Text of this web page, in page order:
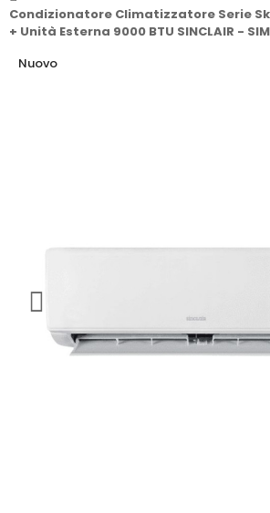
Condizionatore Climatizzatore Serie
+ Unità Esterna 9000 BTU SINCLAIR -
Nuovo